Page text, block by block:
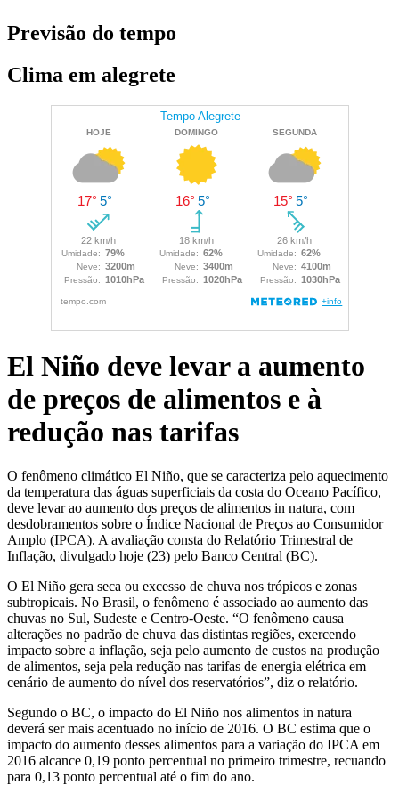
Previsão do tempo
Clima em alegrete
El Niño deve levar a aumento
de preços de alimentos e à
redução nas tarifas
O fenômeno climático El Niño, que se caracteriza pelo aquecimento
da temperatura das águas superficiais da costa do Oceano Pacífico,
deve levar ao aumento dos preços de alimentos in natura, com
desdobramentos sobre o Índice Nacional de Preços ao Consumidor
Amplo (IPCA). A avaliação consta do Relatório Trimestral de
Inflação, divulgado hoje (23) pelo Banco Central (BC).
O El Niño gera seca ou excesso de chuva nos trópicos e zonas
subtropicais. No Brasil, o fenômeno é associado ao aumento das
chuvas no Sul, Sudeste e Centro-Oeste. “O fenômeno causa
alterações no padrão de chuva das distintas regiões, exercendo
impacto sobre a inflação, seja pelo aumento de custos na produção
de alimentos, seja pela redução nas tarifas de energia elétrica em
cenário de aumento do nível dos reservatórios”, diz o relatório.
Segundo o BC, o impacto do El Niño nos alimentos in natura
deverá ser mais acentuado no início de 2016. O BC estima que o
impacto do aumento desses alimentos para a variação do IPCA em
2016 alcance 0,19 ponto percentual no primeiro trimestre, recuando
para 0,13 ponto percentual até o fim do ano.